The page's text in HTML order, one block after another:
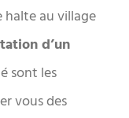
halte au village
d’un
sont les
vous des